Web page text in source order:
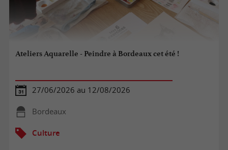
Ateliers Aquarelle - Peindre à Bordeaux cet été !
27/06/2026 au 12/08/2026
Bordeaux
Culture